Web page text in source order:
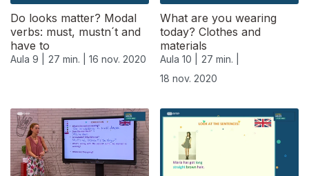
Do looks matter? Modal
verbs: must, mustn´t and
have to
Aula 9 | 27 min. | 16 nov. 2020
What are you wearing
today? Clothes and
materials
Aula 10 |
27 min. |
18 nov. 2020
508184